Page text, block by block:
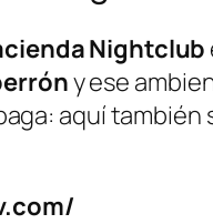
Nightclub
y ese
aquí también